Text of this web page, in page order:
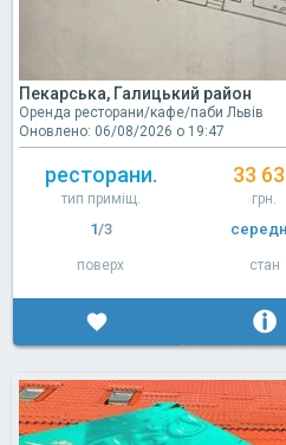
Пекарська, Галицький район
Оренда ресторани/кафе/паби Львів
Оновлено: 06/08/2026 о 19:47
ресторани.
тип приміщ.
33
грн.
1/3
поверх стан